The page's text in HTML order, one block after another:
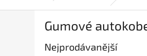
Gumové
Nejprodávanější